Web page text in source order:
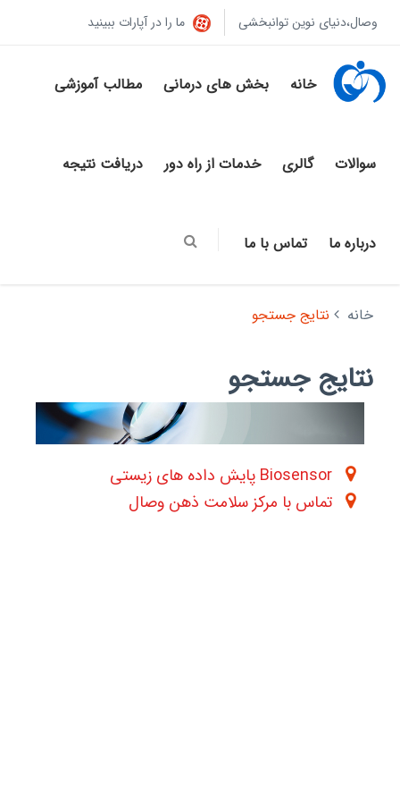
وصال،دنیای نوین توانبخشی ما را در آپارات ببینید
خانه بخش های درمانی مطالب آموزشی
سوالات گالری خدمات از راه دور دریافت نتیجه
درباره ما تماس با ما
خانه نتایج جستجو
نتایج جستجو
Biosensor پایش داده های زیستی
تماس با مرکز سلامت ذهن وصال